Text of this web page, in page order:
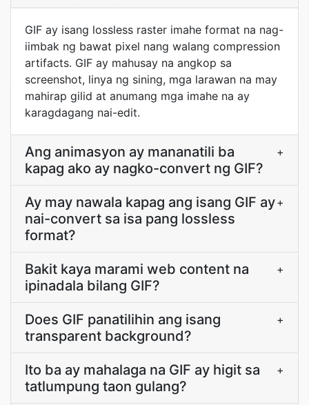
GIF ay isang lossless raster imahe format na nag-
iimbak ng bawat pixel nang walang compression
artifacts. GIF ay mahusay na angkop sa
screenshot, linya ng sining, mga larawan na may
mahirap gilid at anumang mga imahe na ay
karagdagang nai-edit.
Ang animasyon ay mananatili ba
kapag ako ay nagko-convert ng GIF?
+
Ay may nawala kapag ang isang GIF ay
nai-convert sa isa pang lossless
format?
+
Bakit kaya marami web content na
ipinadala bilang GIF?
+
Does GIF panatilihin ang isang
transparent background?
+
Ito ba ay mahalaga na GIF ay higit sa
tatlumpung taon gulang?
+